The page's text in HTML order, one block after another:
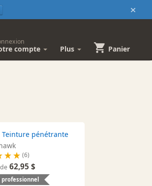
×
compte Plus Panier
pénétrante
(6)
62,95 $
professionnel